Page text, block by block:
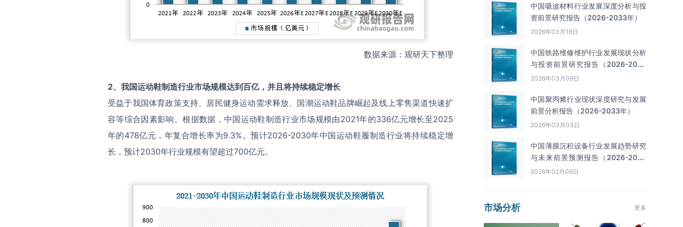
数据来源：观研天下整理
2、 我国运动鞋制造行业市场规模达到百亿，并且将持续稳定增长
受益于我国体育政策支持、居民健身运动需求释放、国潮运动鞋品牌崛起及线上零售渠道快速扩
容等综合因素影响。根据数据，中国运动鞋制造行业市场规模由2021年的336亿元增长至2025
年的478亿元，年复合增长率为9.3%。预计2026-2030年中国运动鞋履制造行业将持续稳定增
长，预计2030年行业规模有望超过700亿元。
中国吸波材料行业发展深度分析与投
资前景研究报告（2026-2033年）
2026年03月16日
中国铁路维修维护行业发展现状分析
与投资前景研究报告（2026-2033
年）
2026年03月09日
中国聚丙烯行业现状深度研究与发展
前景分析报告（2026-2033年）
2026年03月03日
中国薄膜沉积设备行业发展趋势研究
与未来前景预测报告（2026-2033
年）
2026年02月06日
市场分析 更多